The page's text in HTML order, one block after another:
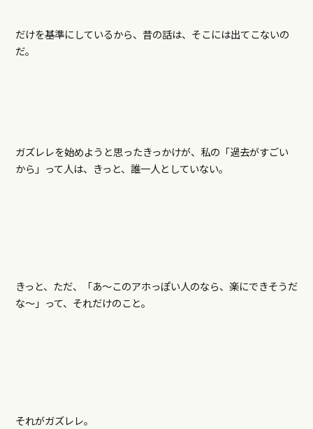
だけを基準にしているから、昔の話は、そこには出てこないの
だ。
ガズレレを始めようと思ったきっかけが、私の「過去がすごい
から」って人は、きっと、誰一人としていない。
きっと、ただ、「あ～このアホっぽい人のなら、楽にできそうだ
な～」って、それだけのこと。
それがガズレレ。